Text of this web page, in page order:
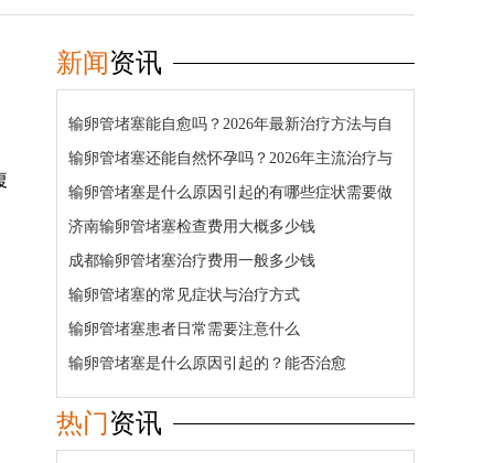
新闻资讯
输卵管堵塞能自愈吗？2026年最新治疗方法与自
然怀孕几率详解
输卵管堵塞还能自然怀孕吗？2026年主流治疗与
疏通方法详解
输卵管堵塞是什么原因引起的有哪些症状需要做
哪些检查
济南输卵管堵塞检查费用大概多少钱
成都输卵管堵塞治疗费用一般多少钱
输卵管堵塞的常见症状与治疗方式
输卵管堵塞患者日常需要注意什么
输卵管堵塞是什么原因引起的？能否治愈
热门资讯